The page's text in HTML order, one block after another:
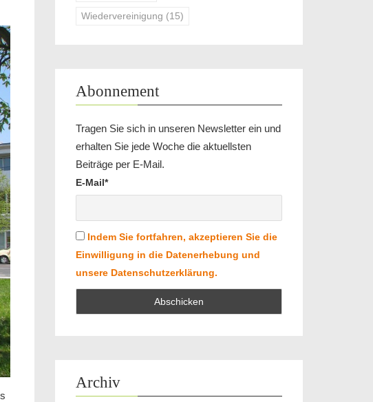
Wiedervereinigung (15)
Abonnement
Tragen Sie sich in unseren Newsletter ein und
erhalten Sie jede Woche die aktuellsten
Beiträge per E-Mail.
E-Mail*
Indem Sie fortfahren, akzeptieren Sie die
Einwilligung in die Datenerhebung und
unsere Datenschutzerklärung.
Archiv